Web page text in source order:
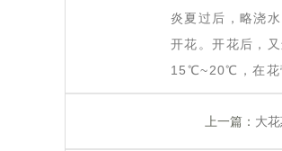
炎夏过后，略浇
开花。开花后，
15℃~20℃，在花
上一篇： 大